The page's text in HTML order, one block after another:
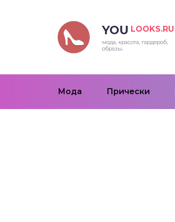
YOU LOOKS.RU
мода, красота, гардероб,
образы.
Мода Прически